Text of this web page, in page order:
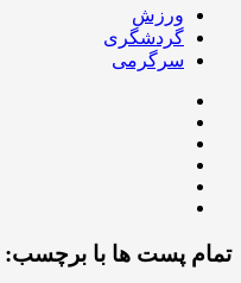
ورزش
گردشگری
سرگرمی
تمام پست ها با برچسب: